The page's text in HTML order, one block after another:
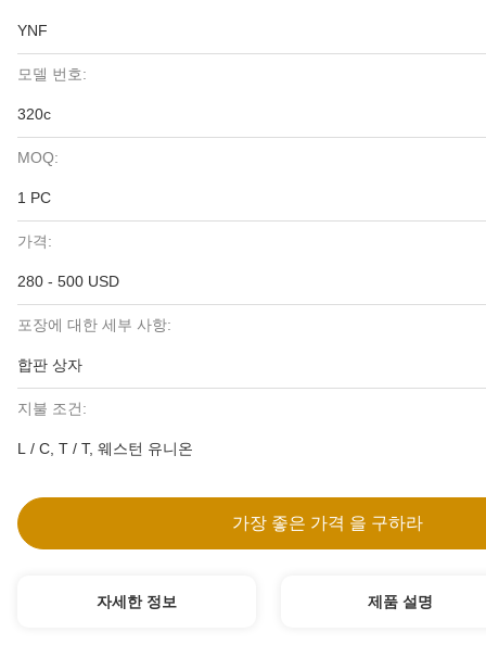
YNF
모델 번호:
320c
MOQ:
1 PC
가격:
280 - 500 USD
포장에 대한 세부 사항:
합판 상자
지불 조건:
L / C, T / T, 웨스턴 유니온
가장 좋은 가격 을 구하라
자세한 정보 제품 설명